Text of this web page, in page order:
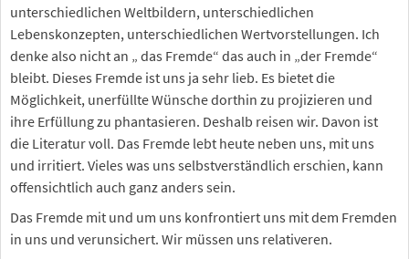
unterschiedlichen Weltbildern, unterschiedlichen
Lebenskonzepten, unterschiedlichen Wertvorstellungen. Ich
denke also nicht an „ das Fremde“ das auch in „der Fremde“
bleibt. Dieses Fremde ist uns ja sehr lieb. Es bietet die
Möglichkeit, unerfüllte Wünsche dorthin zu projizieren und
ihre Erfüllung zu phantasieren. Deshalb reisen wir. Davon ist
die Literatur voll. Das Fremde lebt heute neben uns, mit uns
und irritiert. Vieles was uns selbstverständlich erschien, kann
offensichtlich auch ganz anders sein.
Das Fremde mit und um uns konfrontiert uns mit dem Fremden
in uns und verunsichert. Wir müssen uns relativeren.